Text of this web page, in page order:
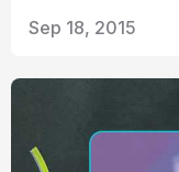
Sep 18, 2015